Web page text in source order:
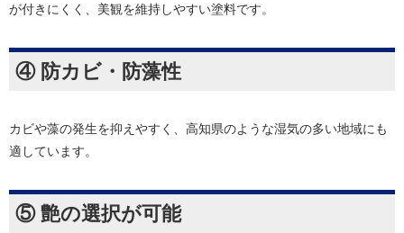
が付きにくく、美観を維持しやすい塗料です。
④ 防カビ・防藻性
カビや藻の発生を抑えやすく、高知県のような湿気の多い地域にも
適しています。
⑤ 艶の選択が可能